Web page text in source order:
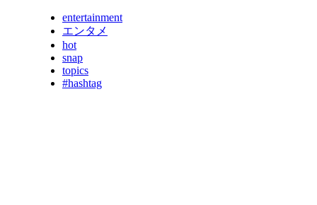
entertainment
エンタメ
hot
snap
topics
#hashtag